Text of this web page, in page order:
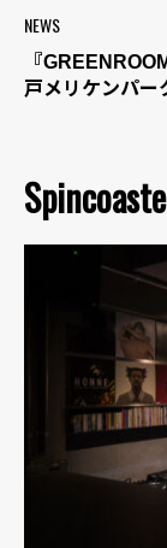
NEWS
『
戸メリケンパー